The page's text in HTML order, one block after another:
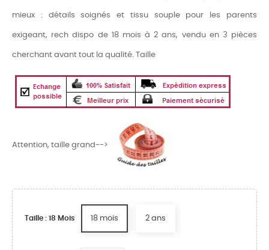
mieux : détails soignés et tissu souple pour les parents
exigeant, rech dispo de 18 mois à 2 ans, vendu en 3 pièces
cherchant avant tout la qualité. Taille
Attention, taille grand-->
Taille : 18 Mois 18 mois 2 ans